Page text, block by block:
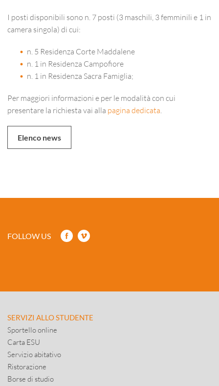
I posti disponibili sono n. 7 posti (3 maschili, 3 femminili e 1 in
camera singola) di cui:
n. 5 Residenza Corte Maddalene
n. 1 in Residenza Campofiore
n. 1 in Residenza Sacra Famiglia;
Per maggiori informazioni e per le modalità con cui
presentare la richiesta vai alla pagina dedicata
Elenco news
FOLLOW US
SERVIZI ALLO STUDENTE
Sportello online
Carta ESU
Servizio abitativo
Ristorazione
Borse di studio